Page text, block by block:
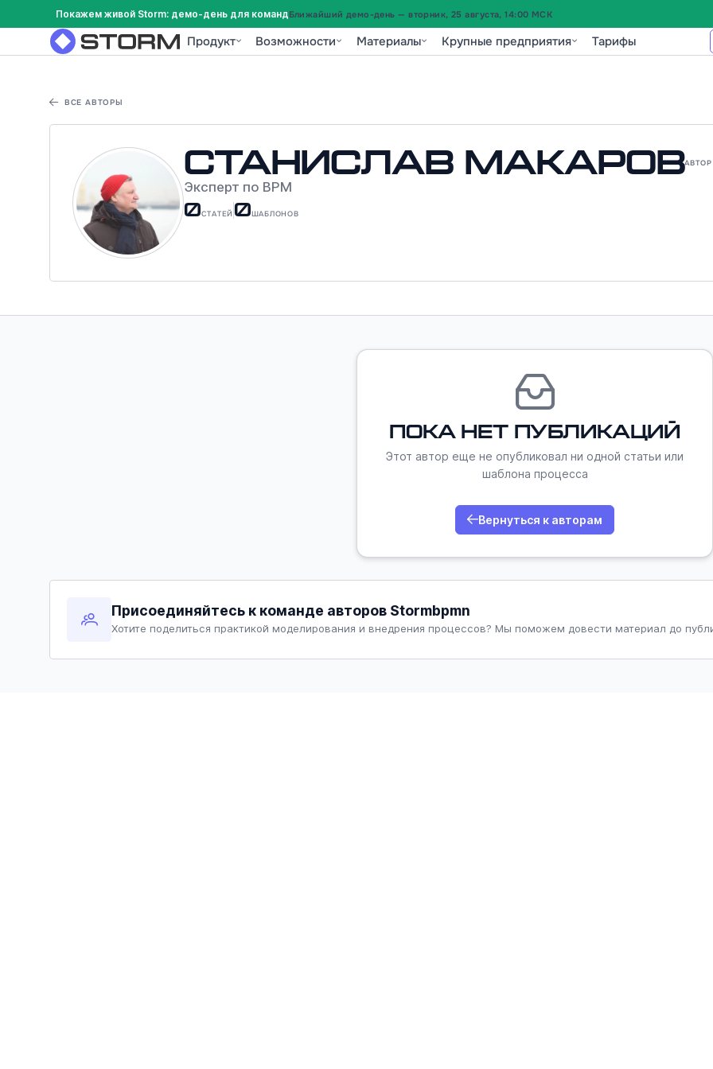
Покажем живой Storm: демо-день для командБлижайший демо-день — вторник, 25 августа, 14:00 МСК
Продукт Возможности Материалы Крупные предприятия Тарифы
ВСЕ АВТОРЫ
Станислав МакаровАВТОР
Эксперт по BPM
0СТАТЕЙ 0ШАБЛОНОВ
Пока нет публикаций
Этот автор еще не опубликовал ни одной статьи или
шаблона процесса
Вернуться к авторам
Присоединяйтесь к команде авторов Stormbpmn
Хотите поделиться практикой моделирования и внедрения процессов? Мы поможем довести материал до